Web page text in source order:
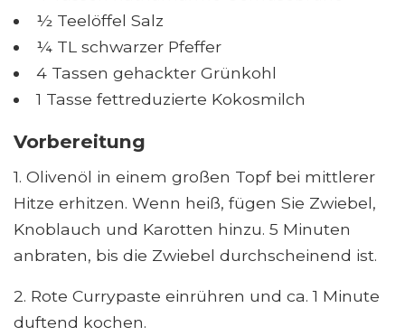
½ Teelöffel Salz
¼ TL schwarzer Pfeffer
4 Tassen gehackter Grünkohl
1 Tasse fettreduzierte Kokosmilch
Vorbereitung
1. Olivenöl in einem großen Topf bei mittlerer
Hitze erhitzen. Wenn heiß, fügen Sie Zwiebel,
Knoblauch und Karotten hinzu. 5 Minuten
anbraten, bis die Zwiebel durchscheinend ist.
2. Rote Currypaste einrühren und ca. 1 Minute
duftend kochen.